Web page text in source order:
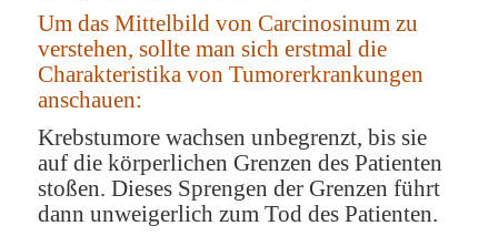
Um das Mittelbild von Carcinosinum zu
verstehen, sollte man sich erstmal die
Charakteristika von Tumorerkrankungen
anschauen:
Krebstumore wachsen unbegrenzt, bis sie
auf die körperlichen Grenzen des Patienten
stoßen. Dieses Sprengen der Grenzen führt
dann unweigerlich zum Tod des Patienten.